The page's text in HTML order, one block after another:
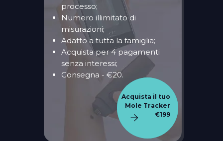
processo;
Numero illimitato di
misurazioni;
Adatto a tutta la famiglia;
Acquista per 4 pagamenti
senza interessi;
Consegna - €20.
Acquista il tuo
Mole Tracker
€199